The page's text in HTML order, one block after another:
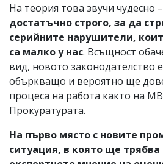
На теория това звучи чудесно –
достатъчно строго, за да
серийните нарушители,
са малко у нас. Всъщност
вид, новото законодателство
объркващо и вероятно ще
процеса на работа както на
Прокуратурата.
На първо място с новите
ситуация, в която ще трябва